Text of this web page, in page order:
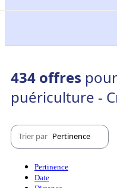
434 offres
puériculture -
Trier par Pertinence
Pertinence
Date